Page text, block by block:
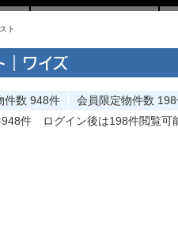
ト
｜ワイズ
件数 948件 会員限定物件数
948件
ログイン後は198件閲覧可